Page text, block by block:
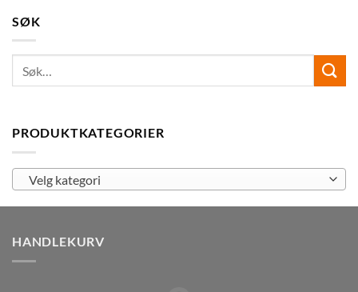
SØK
PRODUKTKATEGORIER
Velg kategori
HANDLEKURV